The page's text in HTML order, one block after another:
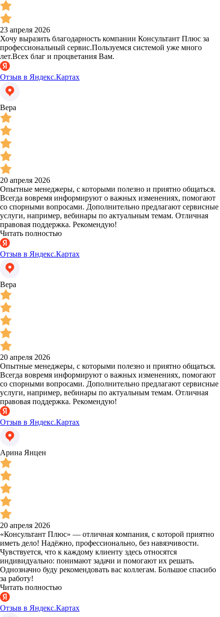
23 апреля 2026
Хочу выразить благодарность компании Консультант Плюс за
профессиональный сервис.Пользуемся системой уже много
лет.Всех благ и процветания Вам.
Отзыв в Яндекс.Картах
Вера
20 апреля 2026
Опытные менеджеры, с которыми полезно и приятно общаться.
Всегда вовремя информируют о важных изменениях, помогают
со спорными вопросами. Дополнительно предлагают сервисные
услуги, например, вебинары по актуальным темам. Отличная
правовая поддержка. Рекомендую!
Читать полностью
Отзыв в Яндекс.Картах
Вера
20 апреля 2026
Опытные менеджеры, с которыми полезно и приятно общаться.
Всегда вовремя информируют о важных изменениях, помогают
со спорными вопросами. Дополнительно предлагают сервисные
услуги, например, вебинары по актуальным темам. Отличная
правовая поддержка. Рекомендую!
Отзыв в Яндекс.Картах
Арина Янцен
20 апреля 2026
«Консультант Плюс» — отличная компания, с которой приятно
иметь дело! Надёжно, профессионально, без навязчивости.
Чувствуется, что к каждому клиенту здесь относятся
индивидуально: понимают задачи и помогают их решать.
Однозначно буду рекомендовать вас коллегам. Большое спасибо
за работу!
Читать полностью
Отзыв в Яндекс.Картах